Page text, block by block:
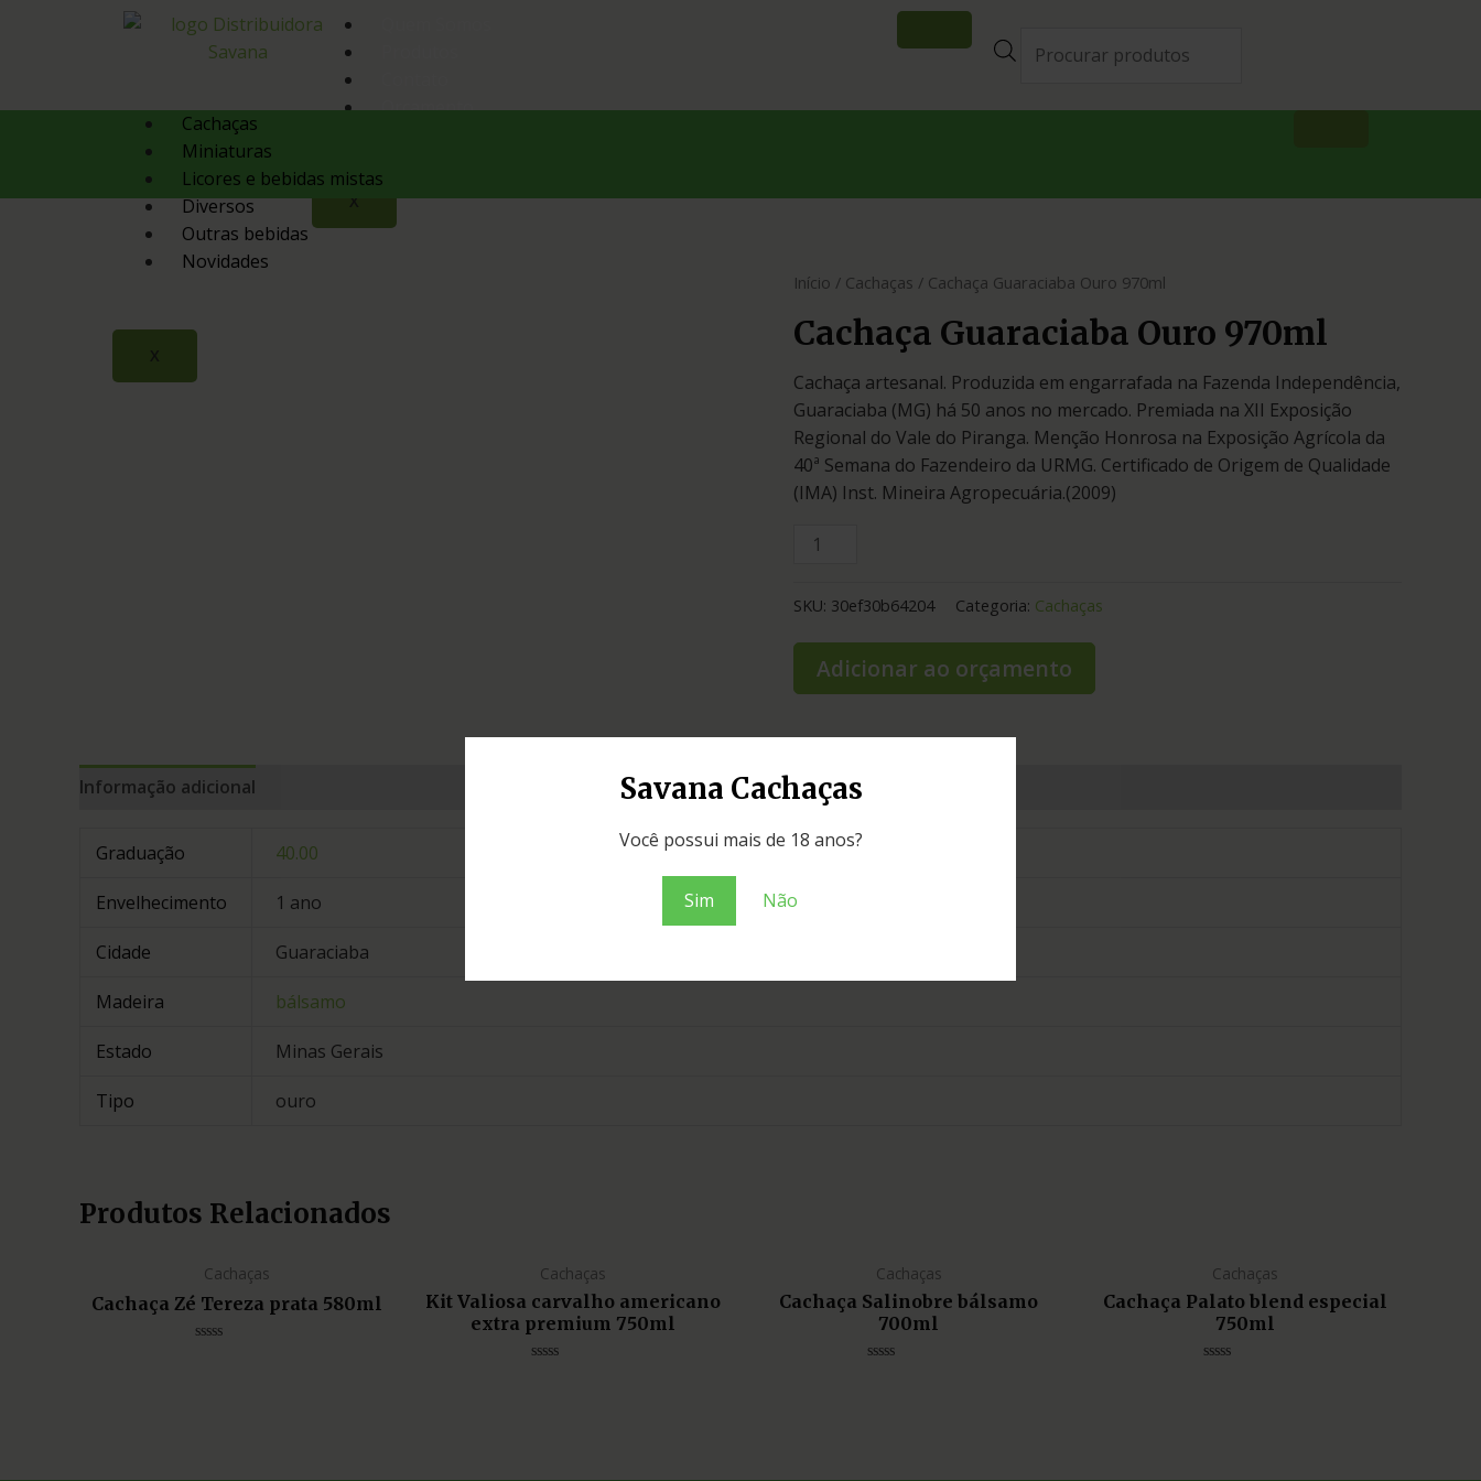
Savana Cachaças
Você possui mais de 18 anos?
Sim Não
Orçamento
X
Cachaças
Miniaturas
Licores e bebidas mistas
Diversos
Outras bebidas
Novidades
X
Início / Cachaças / Cachaça Guaraciaba Ouro 970ml
Cachaça Guaraciaba Ouro 970ml
Cachaça artesanal. Produzida em engarrafada na Fazenda Independência,
Guaraciaba (MG) há 50 anos no mercado. Premiada na XII Exposição
Regional do Vale do Piranga. Menção Honrosa na Exposição Agrícola da
40ª Semana do Fazendeiro da URMG. Certificado de Origem de Qualidade
(IMA) Inst. Mineira Agropecuária.(2009)
SKU: 30ef30b64204 Categoria: Cachaças
Adicionar ao orçamento
Informação adicional
Graduação 40.00
Envelhecimento 1 ano
Cidade Guaraciaba
Madeira bálsamo
Estado Minas Gerais
Tipo ouro
Produtos Relacionados
Cachaças
Cachaça Zé Tereza prata 580ml
Cachaças
Kit Valiosa carvalho americano
extra premium 750ml
Cachaças
Cachaça Salinobre bálsamo
700ml
Cachaças
Cachaça Palato blend especial
750ml